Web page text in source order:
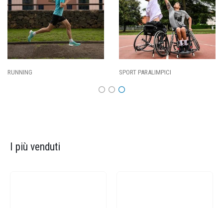
SPORT PARALIMPICI CALCIO
I più venduti